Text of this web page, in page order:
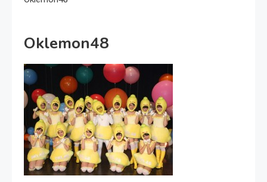
Oklemon48